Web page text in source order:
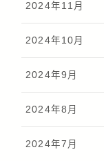
2024年11月
2024年10月
2024年9月
2024年8月
2024年7月